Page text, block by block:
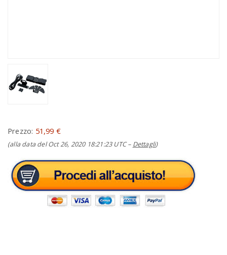
Prezzo: 51,99 €
(alla data del Oct 26, 2020 18:21:23 UTC – Dettagli)